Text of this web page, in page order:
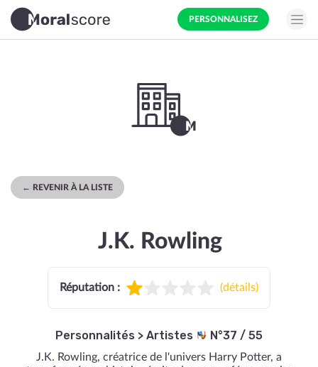
PERSONNALISEZ
← REVENIR À LA LISTE
J.K. Rowling
Réputation : (détails)
Personnalités > Artistes N°37 / 55
J.K. Rowling, créatrice de l'univers Harry Potter, a